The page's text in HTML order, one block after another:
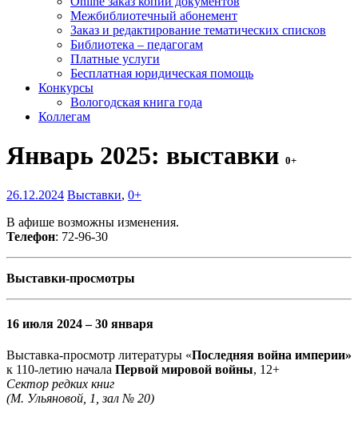
Межбиблиотечный абонемент
Заказ и редактирование тематических списков
Библиотека – педагогам
Платные услуги
Бесплатная юридическая помощь
Конкурсы
Вологодская книга года
Коллегам
Январь 2025: выставки 0+
26.12.2024 Выставки, 0+
В афише возможны изменения.
Телефон: 72-96-30
Выставки-просмотры
16 июля 2024 – 30 января
Выставка-просмотр литературы «Последняя война империи»
к 110-летию начала Первой мировой войны, 12+
Сектор редких книг
(М. Ульяновой, 1, зал № 20)